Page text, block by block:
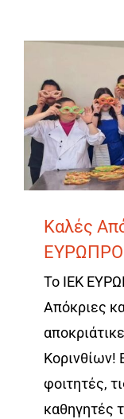
Καλές
Το ΙΕΚ
Απόκριες
Κορινθίων!
φοιτητές,
καθηγητές